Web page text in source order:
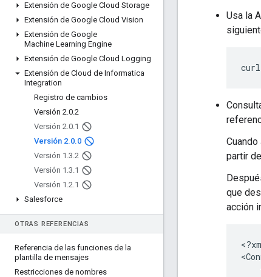
Extensión de Google Cloud Storage
Extensión de Google Cloud Vision
Extensión de Google
Machine Learning Engine
Extensión de Google Cloud Logging
Extensión de Cloud de Informatica
Integration
Registro de cambios
Versión 2.0.2
Versión 2.0.1
Versión 2.0.0
Versión 1 .3.2
Versión 1 .3.1
Versión 1 .2.1
Salesforce
OTRAS REFERENCIAS
Referencia de las funciones de la
plantilla de mensajes
Restricciones de nombres
Usa la
curl
partir
que
acción